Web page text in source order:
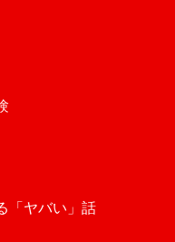
「ヤバい」話